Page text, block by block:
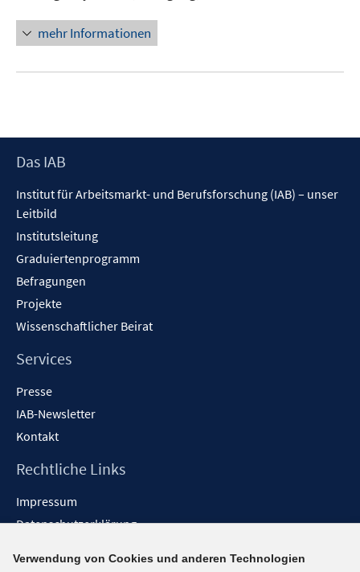
mehr Informationen
Footer
Das IAB
Institut für Arbeitsmarkt- und Berufsforschung (IAB) – unser
Leitbild
Institutsleitung
Graduiertenprogramm
Befragungen
Projekte
Wissenschaftlicher Beirat
Services
Presse
IAB-Newsletter
Kontakt
Rechtliche Links
Impressum
Datenschutzerklärung
Barrieren melden
Verwendung von Cookies und anderen Technologien